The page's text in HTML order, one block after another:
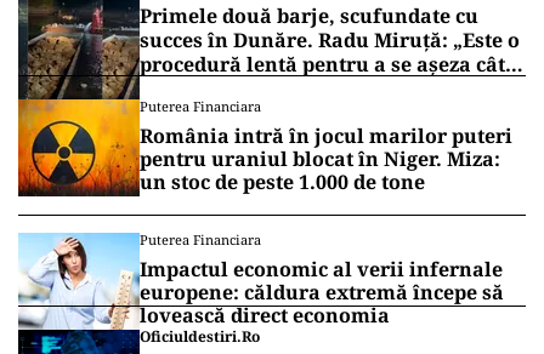
Primele două barje, scufundate cu
succes în Dunăre. Radu Miruță: „Este o
procedură lentă pentru a se așeza cât
Puterea Financiara
România intră în jocul marilor puteri
pentru uraniul blocat în Niger. Miza:
un stoc de peste 1.000 de tone
Puterea Financiara
Impactul economic al verii infernale
europene: căldura extremă începe să
lovească direct economia
Oficiuldestiri.ro